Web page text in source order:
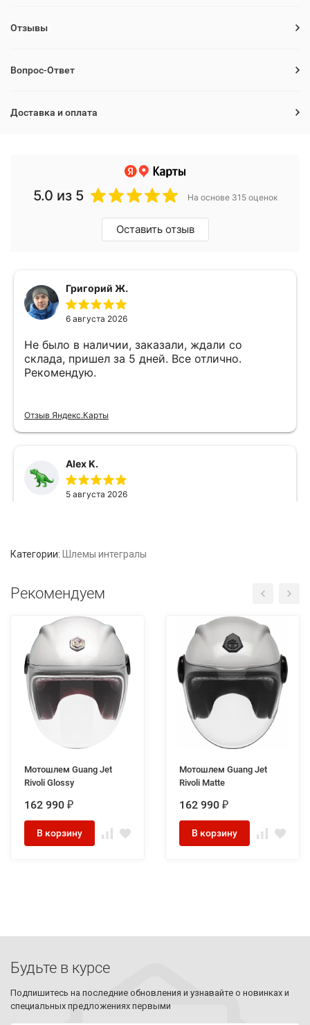
Отзывы
Вопрос-Ответ
Доставка и оплата
Категории: Шлемы интегралы
Рекомендуем
Мотошлем Guang Jet
Rivoli Glossy
162 990 ₽
В корзину
Мотошлем Guang Jet
Rivoli Matte
162 990 ₽
В корзину
Будьте в курсе
Подпишитесь на последние обновления и узнавайте о новинках и
специальных предложениях первыми